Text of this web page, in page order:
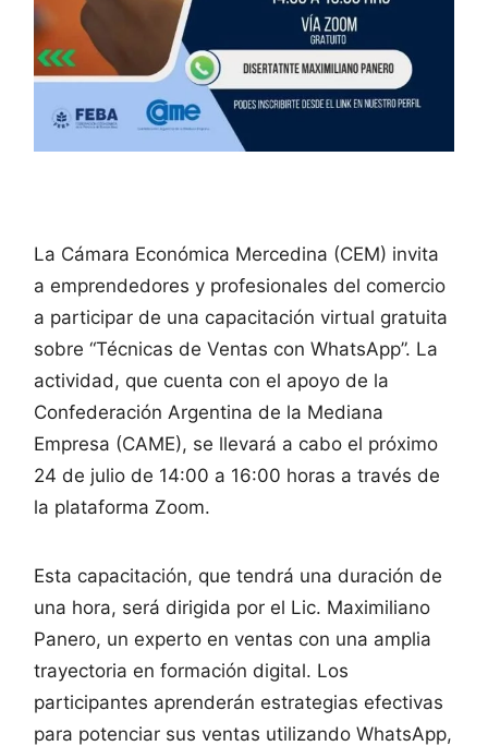
La Cámara Económica Mercedina (CEM) invita
a emprendedores y profesionales del comercio
a participar de una capacitación virtual gratuita
sobre “Técnicas de Ventas con WhatsApp”. La
actividad, que cuenta con el apoyo de la
Confederación Argentina de la Mediana
Empresa (CAME), se llevará a cabo el próximo
24 de julio de 14:00 a 16:00 horas a través de
la plataforma Zoom.
Esta capacitación, que tendrá una duración de
una hora, será dirigida por el Lic. Maximiliano
Panero, un experto en ventas con una amplia
trayectoria en formación digital. Los
participantes aprenderán estrategias efectivas
para potenciar sus ventas utilizando WhatsApp,